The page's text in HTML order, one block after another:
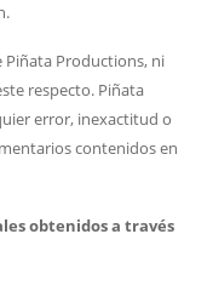
Productions, ni
respecto. Piñata
error, inexactitud o
contenidos en
obtenidos a través